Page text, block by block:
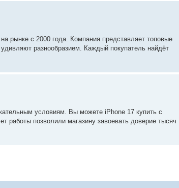
рынке с 2000 года. Компания представляет топовые
разнообразием. Каждый покупатель найдёт
условиям. Вы можете iPhone 17 купить с
работы позволили магазину завоевать доверие тысяч